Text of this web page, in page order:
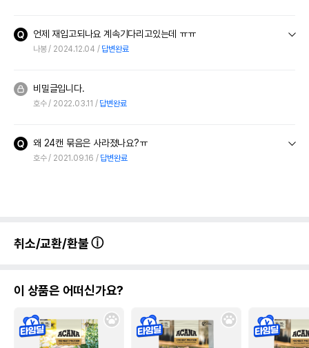
언제 재입고되나요 계속기다리고있는데 ㅠㅠ
나봉 2024.12.04 답변완료
비밀글입니다.
호수 2022.03.11 답변완료
왜 24캔 묶음은 사라졌나요?ㅠ
호수 2021.09.16 답변완료
취소/교환/환불
이 상품은 어떠신가요?